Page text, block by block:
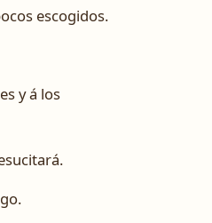
escogidos.
y á los